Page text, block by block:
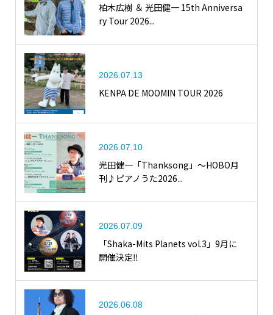
柏木広樹 ＆ 光田健一 15th Anniversa
ry Tour 2026...
2026.07.13
KENPA DE MOOMIN TOUR 2026
2026.07.10
光田健一「Thanksong」〜HOBO月
刊♪ピアノうた2026...
2026.07.09
「Shaka-Mits Planets vol.3」9月に
開催決定‼
2026.06.08